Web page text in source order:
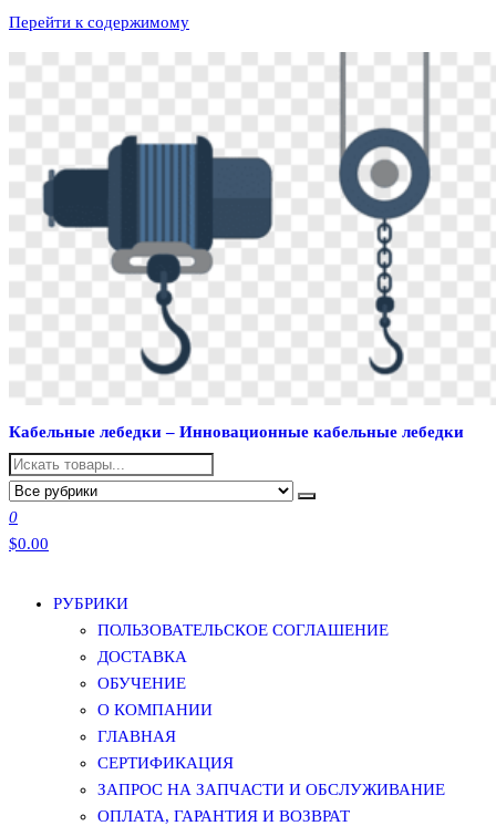
Перейти к содержимому
Кабельные лебедки – Инновационные кабельные лебедки
0
$0.00
РУБРИКИ
ПОЛЬЗОВАТЕЛЬСКОЕ СОГЛАШЕНИЕ
ДОСТАВКА
ОБУЧЕНИЕ
О КОМПАНИИ
ГЛАВНАЯ
СЕРТИФИКАЦИЯ
ЗАПРОС НА ЗАПЧАСТИ И ОБСЛУЖИВАНИЕ
ОПЛАТА, ГАРАНТИЯ И ВОЗВРАТ